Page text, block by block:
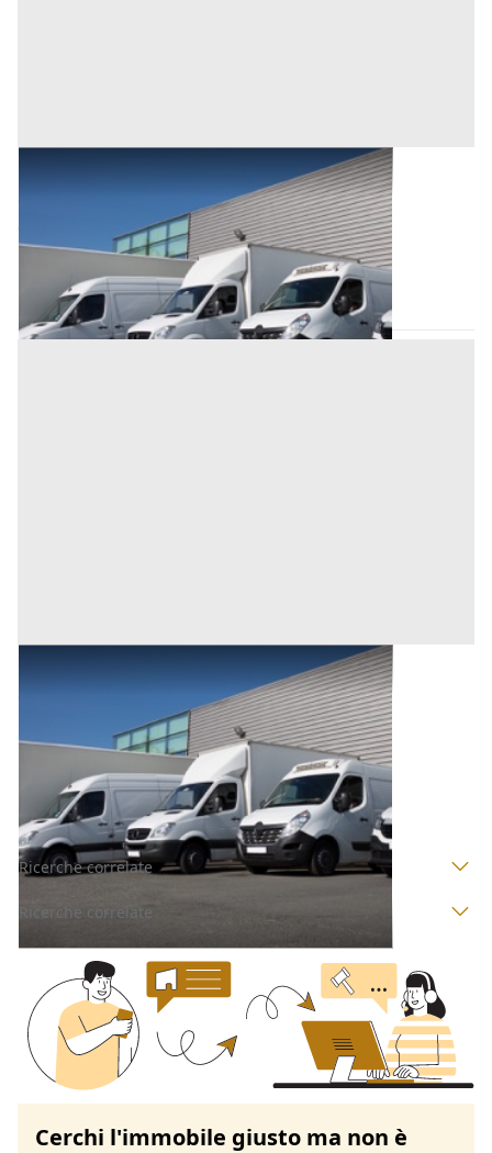
Automezzi Commerciali all'asta a Padova
Montegrotto Terme (Padova)
2.500 €
Codice asta:BN5207991
Asta chiusa
Automezzi Commerciali all'asta a Padova
Montegrotto Terme (Padova)
Codice asta:BN5121302
Asta chiusa
Ricerche correlate
Ricerche correlate
Cerchi l'immobile giusto ma non è